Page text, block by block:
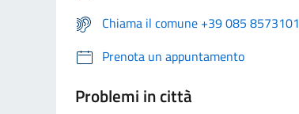
Chiama il comune +39 085 8573101
Prenota un appuntamento
Problemi in città